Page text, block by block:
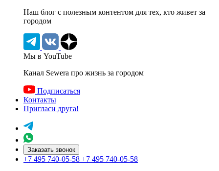
Наш блог c полезным контентом для тех, кто живет за
городом
Мы в YouTube
Канал Sewera про жизнь за городом
Подписаться
Контакты
Пригласи друга!
Заказать звонок
+7 495 740-05-58 +7 495 740-05-58